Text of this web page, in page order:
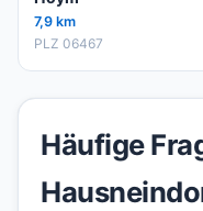
7,9 km
PLZ 06467
Häufige